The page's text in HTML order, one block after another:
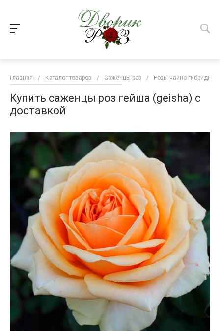
Главная / Каталог товаров / Саженцы роз / Розы чайно-гибридные
Купить саженцы роз гейша (geisha) с
доставкой